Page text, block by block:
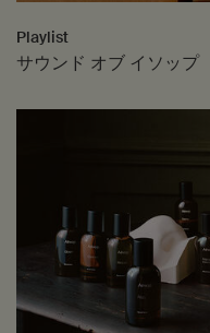
Playlist
サウンド オブ イソップ